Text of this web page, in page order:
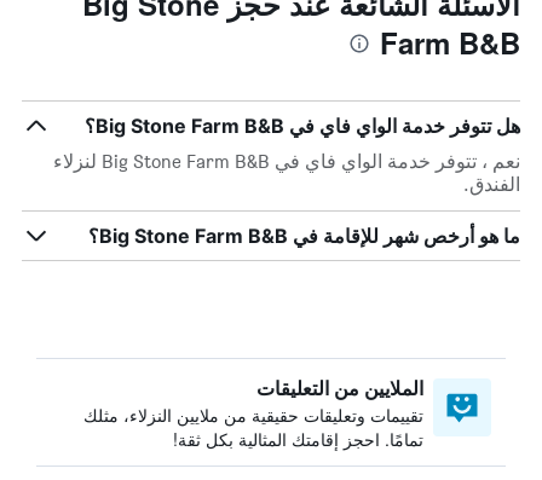
Farm B&B
هل تتوفر خدمة الواي فاي في Big Stone Farm B&B؟
نعم ، تتوفر خدمة الواي فاي في Big Stone Farm B&B لنزلاء
الفندق.
ما هو أرخص شهر للإقامة في Big Stone Farm B&B؟
الملايين من التعليقات
تقييمات وتعليقات حقيقية من ملايين النزلاء، مثلك
تمامًا. احجز إقامتك المثالية بكل ثقة!